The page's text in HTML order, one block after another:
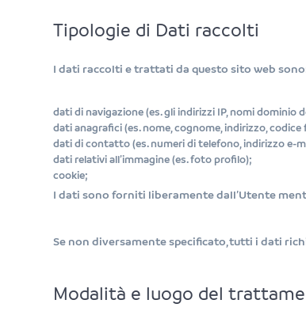
Tipologie di Dati raccolti
I dati raccolti e trattati da questo sito web
dati di navigazione (es. gli indirizzi IP, nomi
dati anagrafici (es. nome, cognome, indirizzo,
dati di contatto (es. numeri di telefono, indirizzo e-
dati relativi all’immagine (es. foto profilo);
cookie;
I dati sono forniti liberamente dall’Utente
Se non diversamente specificato, tutti i dati
Modalità e luogo del